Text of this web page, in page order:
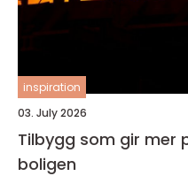
inspiration
03. July 2026
Tilbygg som gir mer
boligen